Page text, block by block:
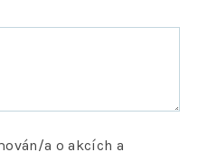
a o akcích a